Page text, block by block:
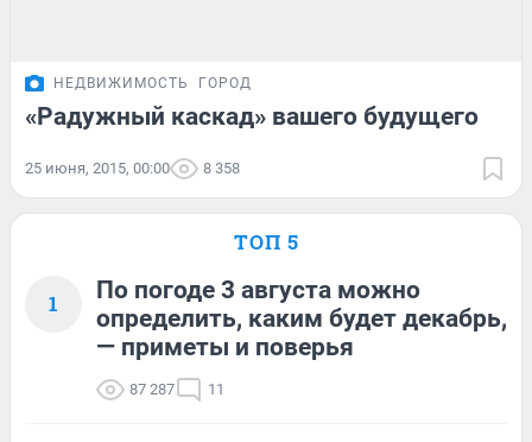
НЕДВИЖИМОСТЬ ГОРОД
«Радужный каскад» вашего будущего
25 июня, 2015, 00:00 8 358
ТОП 5
1
По погоде 3 августа можно
определить, каким будет декабрь,
— приметы и поверья
87 287 11